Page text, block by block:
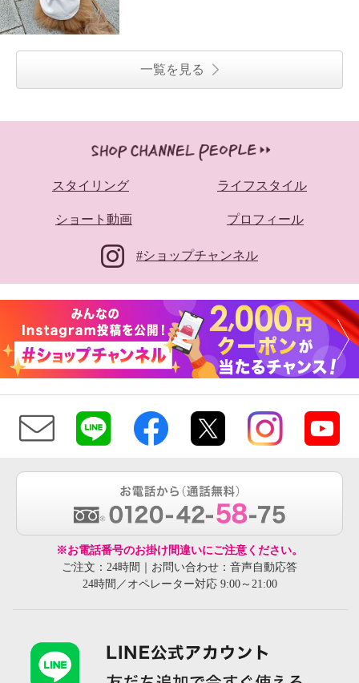
一覧を見る
スタイリング ライフスタイル
ショート動画 プロフィール
#ショップチャンネル
※お電話番号のお掛け間違いにご注意ください。
ご注文：24時間｜お問い合わせ：音声自動応答
24時間／オペレーター対応 9:00～21:00